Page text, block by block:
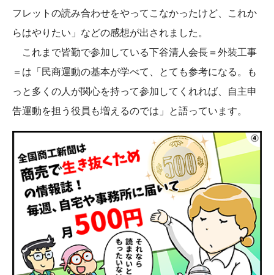
フレットの読み合わせをやってこなかったけど、これか
らはやりたい」などの感想が出されました。
これまで皆勤で参加している下谷清人会長＝外装工事
＝は「民商運動の基本が学べて、とても参考になる。も
っと多くの人が関心を持って参加してくれれば、自主申
告運動を担う役員も増えるのでは」と語っています。